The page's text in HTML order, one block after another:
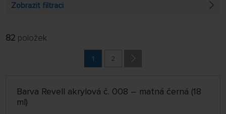
Zobrazit filtraci
FILTROVAT:
82 položek
1 2
Barva Revell akrylová č. 008 – matná černá (18
ml)